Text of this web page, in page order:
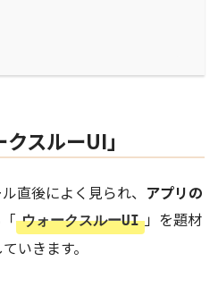
クスルーUI」
直後によく見られ、 アプリの
「 ウォークスルーUI 」を題材
いきます。